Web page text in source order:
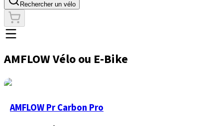
Rechercher un vélo
AMFLOW Vélo ou E-Bike
AMFLOW Pr Carbon Pro